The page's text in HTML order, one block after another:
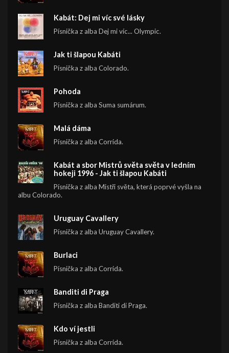
Kabát: Dej mi víc své lásky
Písnička z alba Dej mi víc... Olympic.
Jak ti šlapou Kabáti
Písnička z alba Colorado.
Pohoda
Písnička z alba Suma sumárum.
Malá dáma
Písnička z alba Corrida.
Kabát a sbor Mistrů světa světa v ledním
hokeji 1996 - Jak ti šlapou Kabáti
Písnička z alba Mistři světa, která poprvé vyšla na
albu Colorado.
Uruguay Cavallery
Písnička z alba Uruguay Cavallery.
Burlaci
Písnička z alba Corrida.
Banditi di Praga
Písnička z alba Banditi di Praga.
Kdo ví jestli
Písnička z alba Corrida.